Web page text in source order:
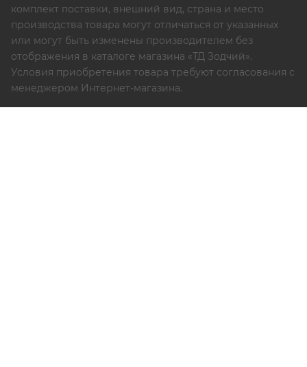
комплект поставки, внешний вид, страна и место
производства товара могут отличаться от указанных
или могут быть изменены производителем без
отображения в каталоге магазина «ТД Зодчий».
Условия приобретения товара требуют согласования с
менеджером Интернет-магазина.